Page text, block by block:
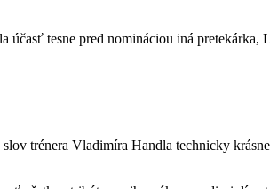
tesne pred nomináciou iná pretekárka,
trénera Vladimíra Handla technicky